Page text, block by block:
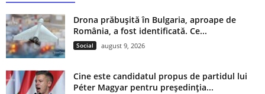
Drona prăbușită în Bulgaria, aproape de
România, a fost identificată. Ce...
Social august 9, 2026
Cine este candidatul propus de partidul lui
Péter Magyar pentru președinția...